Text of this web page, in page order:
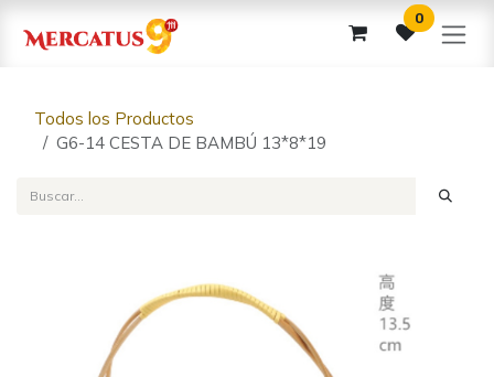
0
Todos los Productos
G6-14 CESTA DE BAMBÚ 13*8*19